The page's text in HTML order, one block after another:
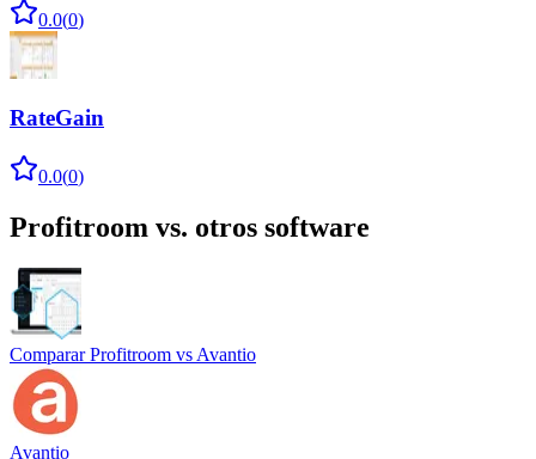
0.0(0)
RateGain
0.0(0)
Profitroom vs. otros software
Comparar Profitroom vs Avantio
Avantio